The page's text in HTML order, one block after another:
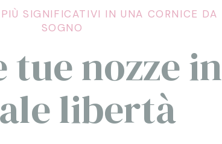
SIGNIFICATIVI IN UNA CORNICE DA
SOGNO
tue nozze in
libertà